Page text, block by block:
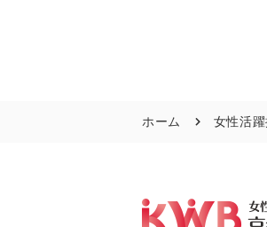
ホーム 女性活